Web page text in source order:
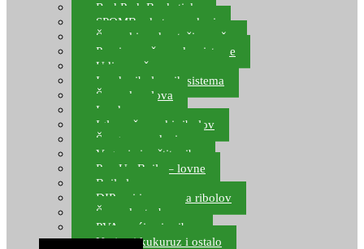
Rod Pod, Banksticks
SPOMB rakete, markeri
Šaranski podmetači, mreže
Pernice za šaranske sisteme
Udice za šarana, amura
Izrada ribolovnih sistema
Šaranska olova
Leadcore
Igle za šaranski ribolov
Špage, upredenice
Vaganje i zaštita ribe
Pop Up Boile – lovne
Boile lovne
DIP-ovi i arome za ribolov
Šaranske torbe
PVA vrećice i pribor
Umjetni kukuruz i ostalo